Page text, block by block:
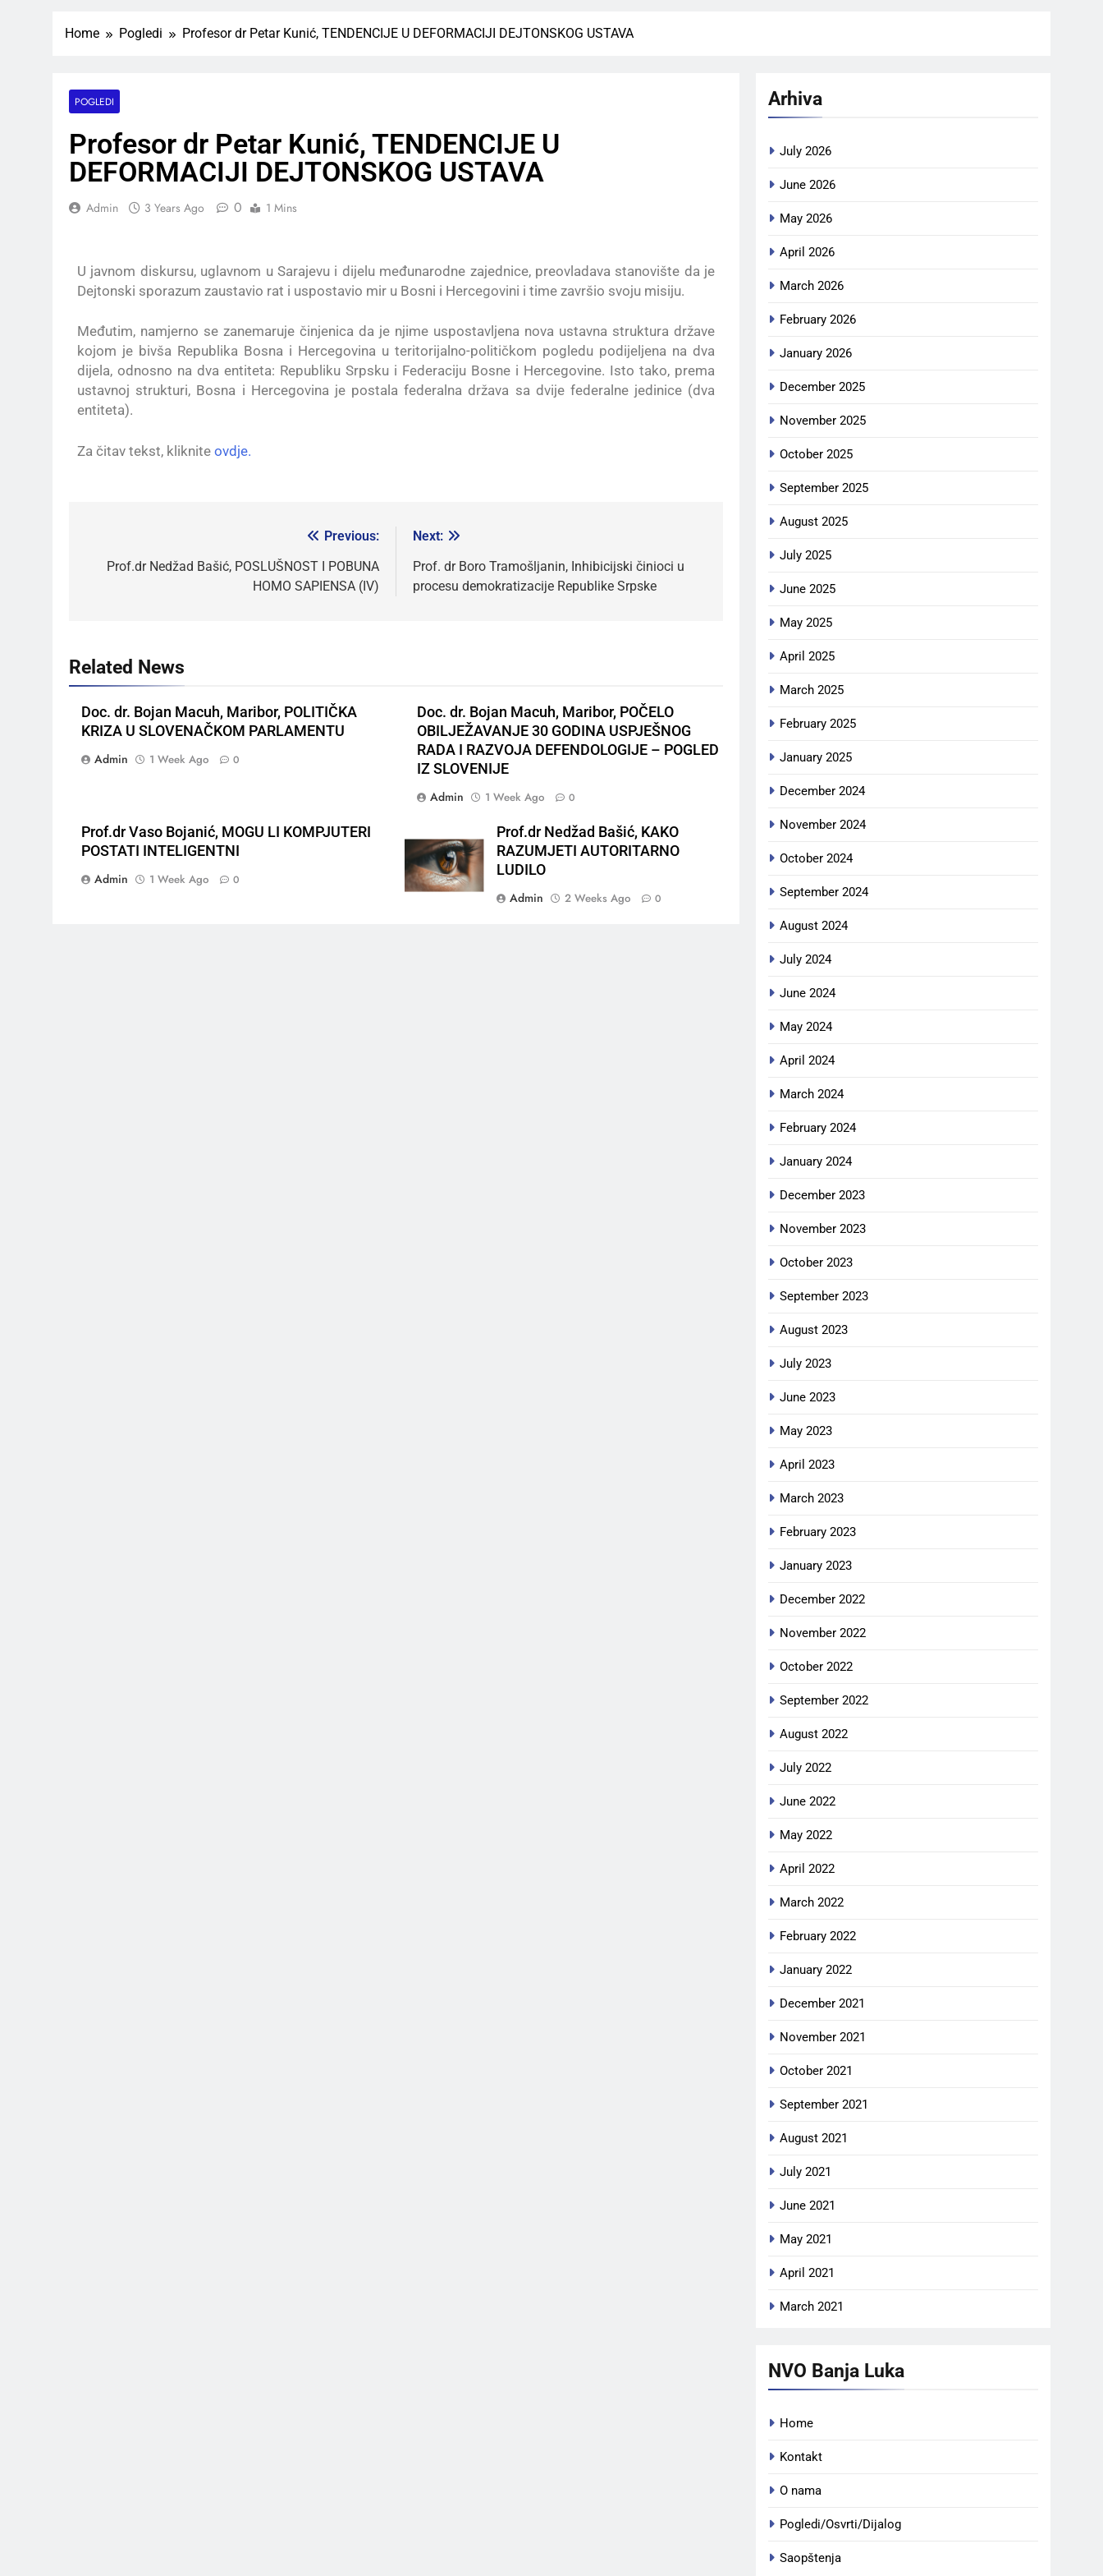
Home Pogledi Profesor dr Petar Kunić, TENDENCIJE U DEFORMACIJI DEJTONSKOG USTAVA
POGLEDI
Profesor dr Petar Kunić, TENDENCIJE U
DEFORMACIJI DEJTONSKOG USTAVA
Admin 3 Years Ago 0 1 Mins
U javnom diskursu, uglavnom u Sarajevu i dijelu međunarodne zajednice, preovladava stanovište da je
Dejtonski sporazum zaustavio rat i uspostavio mir u Bosni i Hercegovini i time završio svoju misiju.
Međutim, namjerno se zanemaruje činjenica da je njime uspostavljena nova ustavna struktura države
kojom je bivša Republika Bosna i Hercegovina u teritorijalno-političkom pogledu podijeljena na dva
dijela, odnosno na dva entiteta: Republiku Srpsku i Federaciju Bosne i Hercegovine. Isto tako, prema
ustavnoj strukturi, Bosna i Hercegovina je postala federalna država sa dvije federalne jedinice (dva
entiteta).
Za čitav tekst, kliknite ovdje.
Previous:
Prof.dr Nedžad Bašić, POSLUŠNOST I POBUNA
HOMO SAPIENSA (IV)
Next:
Prof. dr Boro Tramošljanin, Inhibicijski činioci u
procesu demokratizacije Republike Srpske
Related News
Doc. dr. Bojan Macuh, Maribor, POLITIČKA
KRIZA U SLOVENAČKOM PARLAMENTU
Admin
1 Week Ago 0
Doc. dr. Bojan Macuh, Maribor, POČELO
OBILJEŽAVANJE 30 GODINA USPJEŠNOG
RADA I RAZVOJA DEFENDOLOGIJE – POGLED
IZ SLOVENIJE
Admin
1 Week Ago 0
Prof.dr Vaso Bojanić, MOGU LI KOMPJUTERI
POSTATI INTELIGENTNI
Admin
1 Week Ago 0
Prof.dr Nedžad Bašić, KAKO
RAZUMJETI AUTORITARNO
LUDILO
Admin
2 Weeks Ago 0
Arhiva
July 2026
June 2026
May 2026
April 2026
March 2026
February 2026
January 2026
December 2025
November 2025
October 2025
September 2025
August 2025
July 2025
June 2025
May 2025
April 2025
March 2025
February 2025
January 2025
December 2024
November 2024
October 2024
September 2024
August 2024
July 2024
June 2024
May 2024
April 2024
March 2024
February 2024
January 2024
December 2023
November 2023
October 2023
September 2023
August 2023
July 2023
June 2023
May 2023
April 2023
March 2023
February 2023
January 2023
December 2022
November 2022
October 2022
September 2022
August 2022
July 2022
June 2022
May 2022
April 2022
March 2022
February 2022
January 2022
December 2021
November 2021
October 2021
September 2021
August 2021
July 2021
June 2021
May 2021
April 2021
March 2021
NVO Banja Luka
Home
Kontakt
O nama
Pogledi/Osvrti/Dijalog
Saopštenja